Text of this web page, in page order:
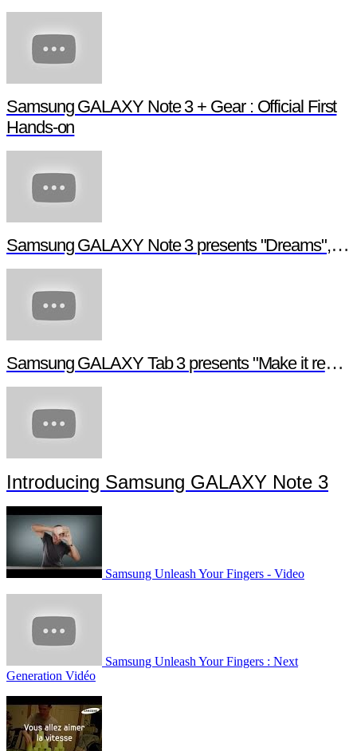
Samsung GALAXY Note 3 + Gear : Official First
Hands-on
Samsung GALAXY Note 3 presents "Dreams", a digital short film
Samsung GALAXY Tab 3 presents "Make it real", a digital short film
Introducing Samsung GALAXY Note 3
Samsung Unleash Your Fingers - Video
Samsung Unleash Your Fingers : Next
Generation Vidéo